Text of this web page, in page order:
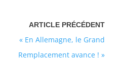
« En Allemagne, le Grand
Remplacement avance ! »